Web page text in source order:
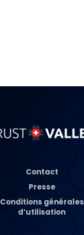
Contact
Presse
Conditions générales
d’utilisation